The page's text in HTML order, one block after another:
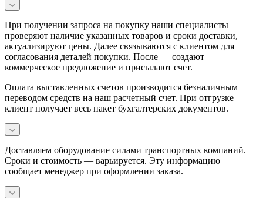
При получении запроса на покупку наши специалисты
проверяют наличие указанных товаров и сроки доставки,
актуализируют цены. Далее связываются с клиентом для
согласования деталей покупки. После — создают
коммерческое предложение и присылают счет.
Оплата выставленных счетов производится безналичным
переводом средств на наш расчетный счет. При отгрузке
клиент получает весь пакет бухгалтерских документов.
Доставляем оборудование силами транспортных компаний.
Сроки и стоимость — варьируется. Эту информацию
сообщает менеджер при оформлении заказа.